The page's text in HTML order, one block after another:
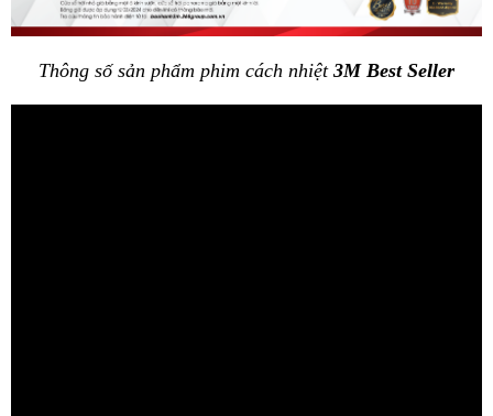
Thông số sản phẩm phim cách nhiệt 3M Best Seller